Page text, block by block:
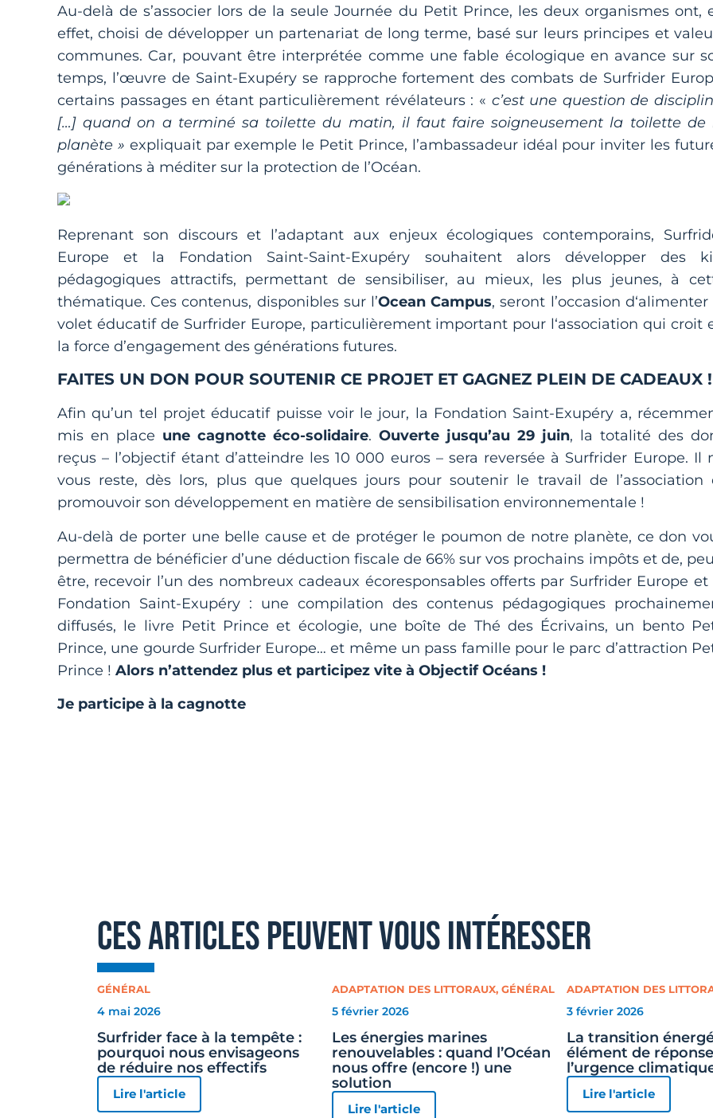
Au-delà de s’associer lors de la seule Journée du Petit Prince, les deux organismes ont,
effet, choisi de développer un partenariat de long terme, basé sur leurs principes et
communes. Car, pouvant être interprétée comme une fable écologique en avance sur
temps, l’œuvre de Saint-Exupéry se rapproche fortement des combats de Surfrider
certains passages en étant particulièrement révélateurs : « c’est une question de
[…] quand on a terminé sa toilette du matin, il faut faire soigneusement la toilette de
planète » expliquait par exemple le Petit Prince, l’ambassadeur idéal pour inviter les
générations à méditer sur la protection de l’Océan.
Reprenant son discours et l’adaptant aux enjeux écologiques contemporains,
Europe et la Fondation Saint-Saint-Exupéry souhaitent alors développer des
pédagogiques attractifs, permettant de sensibiliser, au mieux, les plus jeunes, à
thématique. Ces contenus, disponibles sur l’Ocean Campus, seront l’occasion d‘alimenter
volet éducatif de Surfrider Europe, particulièrement important pour l‘association qui croit
la force d’engagement des générations futures.
FAITES UN DON POUR SOUTENIR CE PROJET ET GAGNEZ PLEIN DE CADEAUX !
Afin qu’un tel projet éducatif puisse voir le jour, la Fondation Saint-Exupéry a,
mis en place une cagnotte éco-solidaire. Ouverte jusqu’au 29 juin, la totalité des
reçus – l’objectif étant d’atteindre les 10 000 euros – sera reversée à Surfrider Europe. Il
vous reste, dès lors, plus que quelques jours pour soutenir le travail de l’association
promouvoir son développement en matière de sensibilisation environnementale !
Au-delà de porter une belle cause et de protéger le poumon de notre planète, ce don
permettra de bénéficier d’une déduction fiscale de 66% sur vos prochains impôts et de,
être, recevoir l’un des nombreux cadeaux écoresponsables offerts par Surfrider Europe et
Fondation Saint-Exupéry : une compilation des contenus pédagogiques
diffusés, le livre Petit Prince et écologie, une boîte de Thé des Écrivains, un bento
Prince, une gourde Surfrider Europe… et même un pass famille pour le parc d’attraction
Prince ! Alors n’attendez plus et participez vite à Objectif Océans !
Je participe à la cagnotte
ces articles peuvent vous intéresser
GÉNÉRAL
4 mai 2026
Surfrider face à la tempête :
pourquoi nous envisageons
de réduire nos effectifs
Lire l'article
ADAPTATION DES LITTORAUX, GÉNÉRAL
5 février 2026
Les énergies marines
renouvelables : quand l’Océan
nous offre (encore !) une
solution
Lire l'article
ADAPTATION DES
3 février 2026
La transition
élément de
l’urgence
Lire l'article